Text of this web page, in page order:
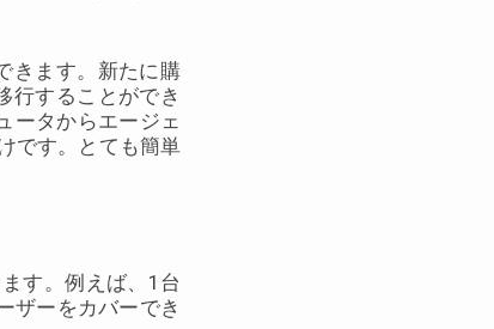
きます。新たに購
行することができ
ータからエージェ
です。とても簡単
す。例えば、1台
ザーをカバーでき